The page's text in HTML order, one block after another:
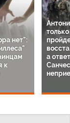
нет":
к
а